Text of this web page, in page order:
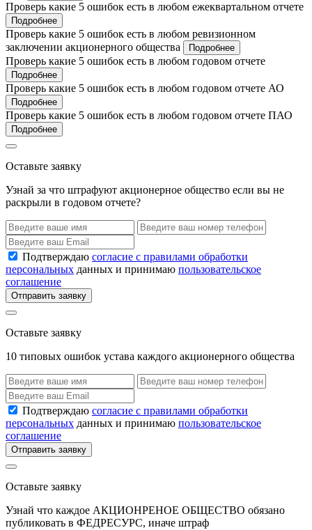
Проверь какие 5 ошибок есть в любом ежеквартальном отчете
Подробнее
Проверь какие 5 ошибок есть в любом ревизионном
заключении акционерного общества
Подробнее
Проверь какие 5 ошибок есть в любом годовом отчете
Подробнее
Проверь какие 5 ошибок есть в любом годовом отчете АО
Подробнее
Проверь какие 5 ошибок есть в любом годовом отчете ПАО
Подробнее
Оставьте заявку
Узнай за что штрафуют акционерное общество если вы не
раскрыли в годовом отчете?
Подтверждаю согласие с правилами обработки
персональных данных и принимаю пользовательское
соглашение
Отправить заявку
Оставьте заявку
10 типовых ошибок устава каждого акционерного общества
Подтверждаю согласие с правилами обработки
персональных данных и принимаю пользовательское
соглашение
Отправить заявку
Оставьте заявку
Узнай что каждое АКЦИОНРЕНОЕ ОБЩЕСТВО обязано
публиковать в ФЕДРЕСУРС, иначе штраф